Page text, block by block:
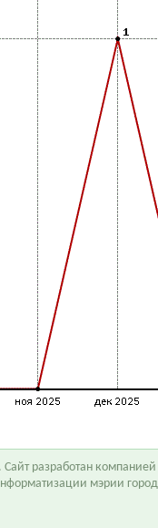
разработан компанией
мэрии